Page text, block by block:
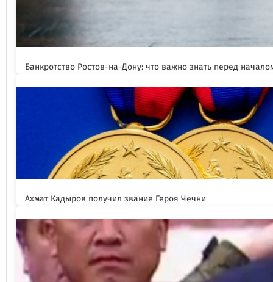
Банкротство Ростов-на-Дону: что важно знать перед
Ахмат Кадыров получил звание Героя Чечни